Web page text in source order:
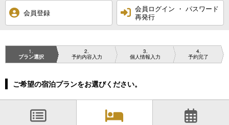
会員登録
会員ログイン ・ パスワード
再発行
1
プラン選択
2
予約内容入力
3
個人情報入力
4
予約完了
ご希望の宿泊プランをお選びください。